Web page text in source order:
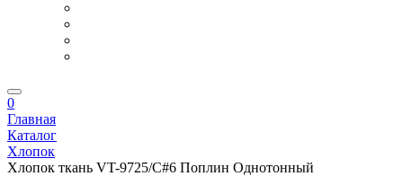
0
Главная
Каталог
Хлопок
Хлопок ткань VT-9725/C#6 Поплин Однотонный